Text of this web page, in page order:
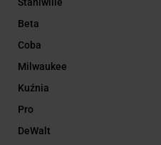
Beta
Coba
Milwaukee
Kuźnia
Pro
DeWalt